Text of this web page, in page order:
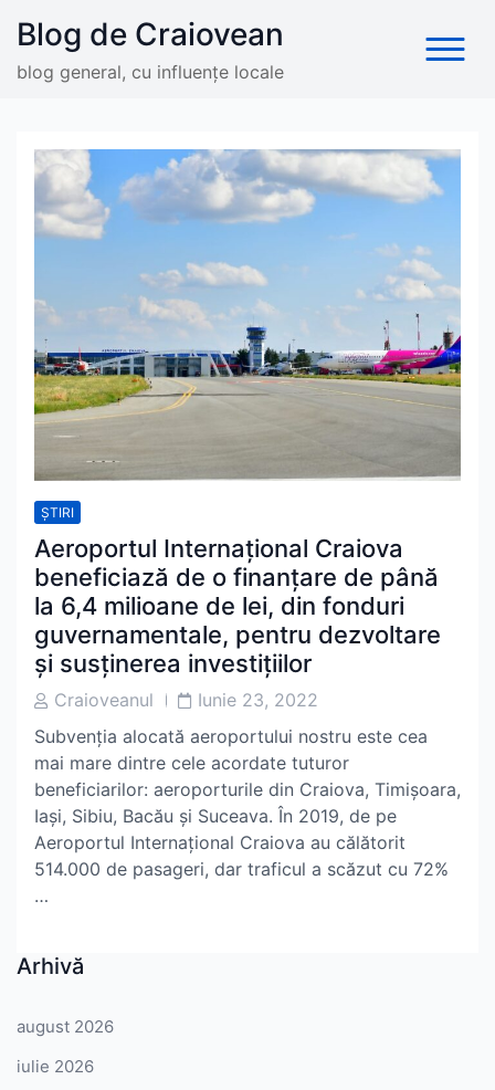
content
Blog de Craiovean
blog general, cu influențe locale
ȘTIRI
Aeroportul Internațional Craiova
beneficiază de o finanțare de până
la 6,4 milioane de lei, din fonduri
guvernamentale, pentru dezvoltare
și susținerea investițiilor
PostCraioveanul
PostIunie 23, 2022
Subvenția alocată aeroportului nostru este cea
mai mare dintre cele acordate tuturor
beneficiarilor: aeroporturile din Craiova, Timișoara,
Iași, Sibiu, Bacău și Suceava. În 2019, de pe
Aeroportul Internațional Craiova au călătorit
514.000 de pasageri, dar traficul a scăzut cu 72%
…
Arhivă
august 2026
iulie 2026